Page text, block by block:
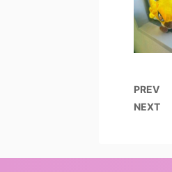
PREV
NEXT